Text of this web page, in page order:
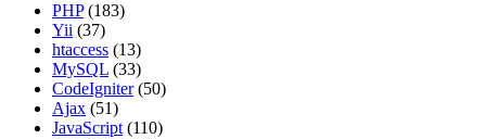
PHP(183)
Yii (37)
htaccess (13)
MySQL (33)
CodeIgniter(50)
Ajax (51)
JavaScript (110)